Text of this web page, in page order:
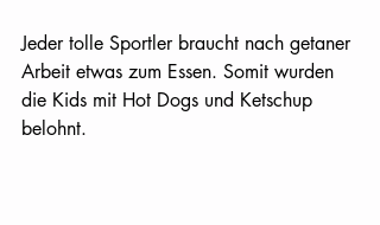
Jeder tolle Sportler braucht nach getaner
Arbeit etwas zum Essen. Somit wurden
die Kids mit Hot Dogs und Ketschup
belohnt.